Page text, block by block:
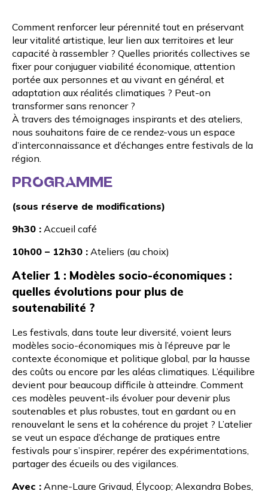
Comment renforcer leur pérennité tout en préservant
leur vitalité artistique, leur lien aux territoires et leur
capacité à rassembler ? Quelles priorités collectives se
fixer pour conjuguer viabilité économique, attention
portée aux personnes et au vivant en général, et
adaptation aux réalités climatiques ? Peut-on
transformer sans renoncer ?
À travers des témoignages inspirants et des ateliers,
nous souhaitons faire de ce rendez-vous un espace
d’interconnaissance et d’échanges entre festivals de la
région.
PROGRAMME
(sous réserve de modifications)
9h30 : Accueil café
10h00 – 12h30 : Ateliers (au choix)
Atelier 1 : Modèles socio-économiques :
quelles évolutions pour plus de
soutenabilité ?
Les festivals, dans toute leur diversité, voient leurs
modèles socio-économiques mis à l’épreuve par le
contexte économique et politique global, par la hausse
des coûts ou encore par les aléas climatiques. L’équilibre
devient pour beaucoup difficile à atteindre. Comment
ces modèles peuvent-ils évoluer pour devenir plus
soutenables et plus robustes, tout en gardant ou en
renouvelant le sens et la cohérence du projet ? L’atelier
se veut un espace d’échange de pratiques entre
festivals pour s’inspirer, repérer des expérimentations,
partager des écueils ou des vigilances.
Avec : Anne-Laure Grivaud, Élycoop; Alexandra Bobes,